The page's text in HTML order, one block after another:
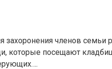
членов семьи
посещают